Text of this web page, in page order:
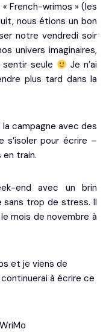
French-wrimos » (les
nous étions un bon
notre vendredi soir
univers imaginaires,
seule
Je n’ai
plus tard dans la
campagne avec des
s’isoler pour écrire –
train.
end avec un brin
sans trop de stress. Il
mois de novembre à
et je viens de
à écrire ce